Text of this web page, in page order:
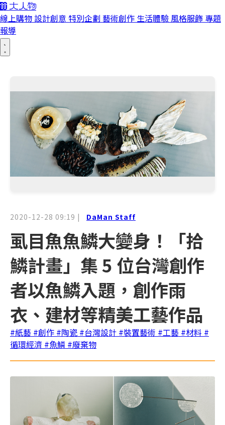
線上購物 設計創意 特別企劃 藝術創作 生活體驗 風格服飾 專題
報導
2020-12-28 09:19 | DaMan Staff
虱目魚魚鱗大變身！「拾
鱗計畫」集 5 位台灣創作
者以魚鱗入題，創作雨
衣、建材等精美工藝作品
#紙藝 #創作 #陶瓷 #台灣設計 #裝置藝術 #工藝 #材料 #
循環經濟 #魚鱗 #廢棄物